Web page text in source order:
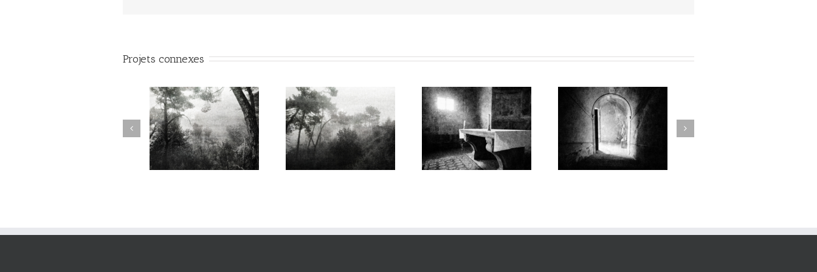
Projets connexes
Sur l’Épaule du Temps Sur l’Épaule du Temps Sur l’Épaule du Temps Sur l’Épaule du Temps Sur l’Épaule du Temps